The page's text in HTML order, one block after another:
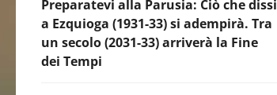
Preparatevi alla Parusia: Ciò che dissi
a Ezquioga (1931-33) si adempirà. Tra
un secolo (2031-33) arriverà la Fine
dei Tempi